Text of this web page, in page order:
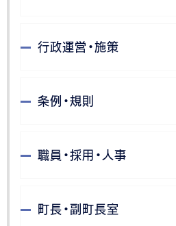
行政運営・施策
条例・規則
職員・採用・人事
町長・副町長室